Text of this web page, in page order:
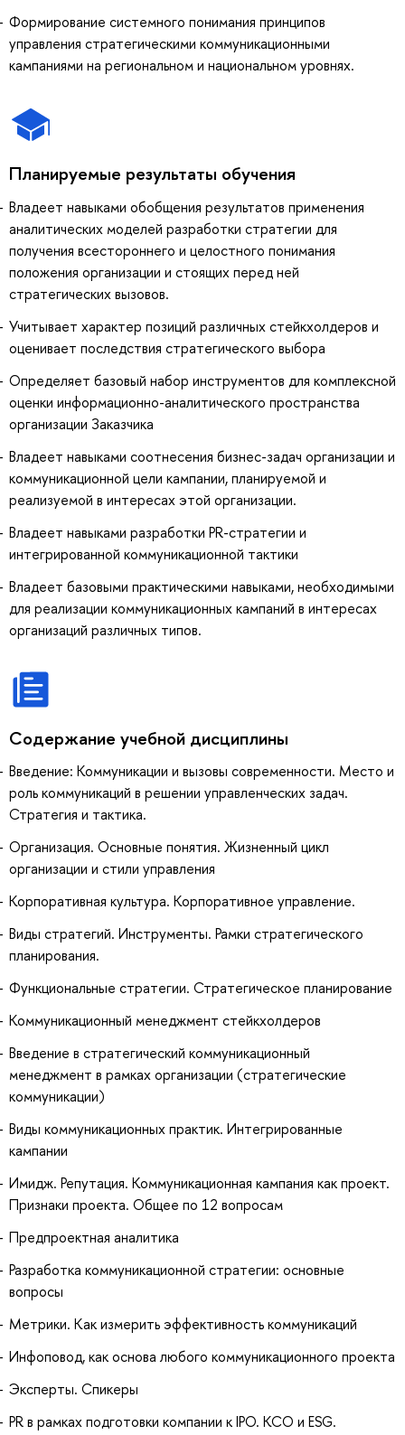
Формирование системного понимания принципов
управления стратегическими коммуникационными
кампаниями на региональном и национальном уровнях.
Планируемые результаты обучения
Владеет навыками обобщения результатов применения
аналитических моделей разработки стратегии для
получения всестороннего и целостного понимания
положения организации и стоящих перед ней
стратегических вызовов.
Учитывает характер позиций различных стейкхолдеров и
оценивает последствия стратегического выбора
Определяет базовый набор инструментов для комплексной
оценки информационно-аналитического пространства
организации Заказчика
Владеет навыками соотнесения бизнес-задач организации и
коммуникационной цели кампании, планируемой и
реализуемой в интересах этой организации.
Владеет навыками разработки PR-стратегии и
интегрированной коммуникационной тактики
Владеет базовыми практическими навыками, необходимыми
для реализации коммуникационных кампаний в интересах
организаций различных типов.
Содержание учебной дисциплины
Введение: Коммуникации и вызовы современности. Место и
роль коммуникаций в решении управленческих задач.
Стратегия и тактика.
Организация. Основные понятия. Жизненный цикл
организации и стили управления
Корпоративная культура. Корпоративное управление.
Виды стратегий. Инструменты. Рамки стратегического
планирования.
Функциональные стратегии. Стратегическое планирование
Коммуникационный менеджмент стейкхолдеров
Введение в стратегический коммуникационный
менеджмент в рамках организации (стратегические
коммуникации)
Виды коммуникационных практик. Интегрированные
кампании
Имидж. Репутация. Коммуникационная кампания как проект.
Признаки проекта. Общее по 12 вопросам
Предпроектная аналитика
Разработка коммуникационной стратегии: основные
вопросы
Метрики. Как измерить эффективность коммуникаций
Инфоповод, как основа любого коммуникационного проекта
Эксперты. Спикеры
PR в рамках подготовки компании к IPO. КСО и ESG.